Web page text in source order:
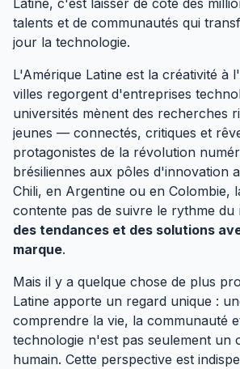
Latine, c'est laisser de côté des
talents et de communautés qui
jour la technologie.
L'Amérique Latine est la créativité à
villes regorgent d'entreprises
universités mènent des recherches
jeunes — connectés, critiques et
protagonistes de la révolution
brésiliennes aux pôles d'innovation
Chili, en Argentine ou en Colombie,
contente pas de suivre le rythme du
des tendances et des solutions
marque.
Mais il y a quelque chose de plus
Latine apporte un regard unique :
comprendre la vie, la communauté
technologie n'est pas seulement un
humain. Cette perspective est